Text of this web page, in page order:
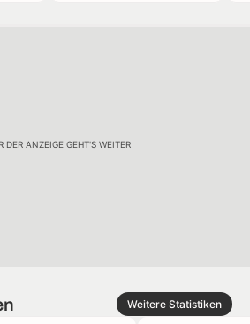
DER ANZEIGE GEHT'S WEITER
Weitere Statistiken